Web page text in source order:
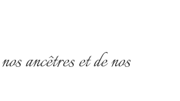
ancêtres et de nos